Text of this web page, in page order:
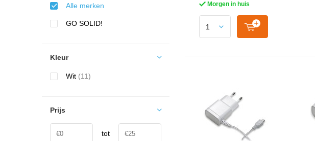
Morgen in huis
Alle merken
GO SOLID!
Kleur
Wit (11)
Prijs
tot